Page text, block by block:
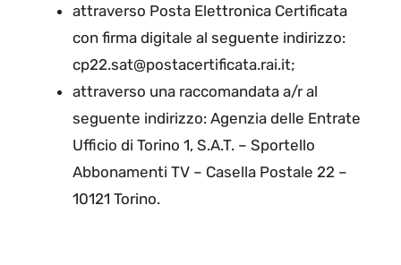
attraverso Posta Elettronica Certificata
con firma digitale al seguente indirizzo:
cp22.sat@postacertificata.rai.it;
attraverso una raccomandata a/r al
seguente indirizzo: Agenzia delle Entrate
Ufficio di Torino 1, S.A.T. – Sportello
Abbonamenti TV – Casella Postale 22 –
10121 Torino.